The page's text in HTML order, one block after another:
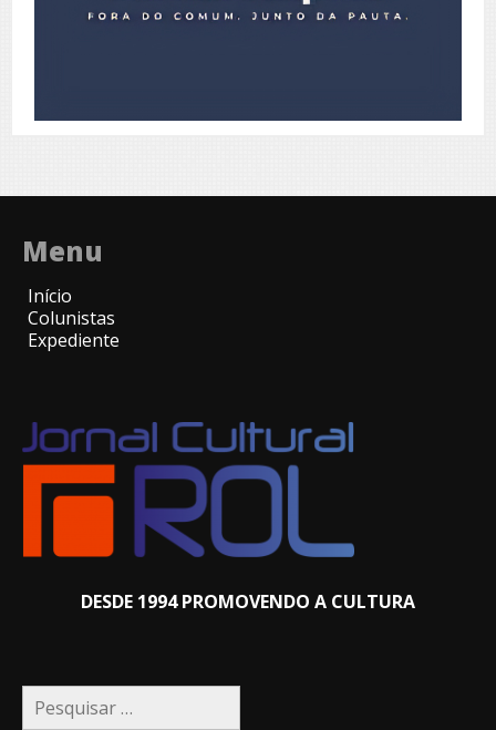
Menu
Início
Colunistas
Expediente
DESDE 1994 PROMOVENDO A CULTURA
Pesquisar
por: